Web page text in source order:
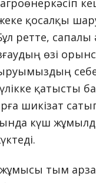
қосалқы
ретте, сапалы
өзі
қатысты
шикізат
күш
жұмысы тым